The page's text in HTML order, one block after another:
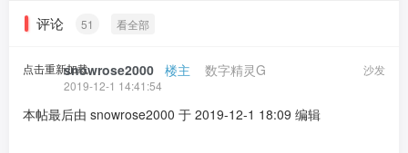
评论 51 看全部
点击重新加载 沙发
snowrose2000 楼主 数字精灵G
2019-12-1 14:41:54
本帖最后由 snowrose2000 于 2019-12-1 18:09 编辑